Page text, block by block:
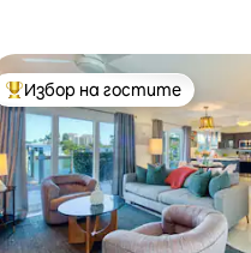
Най-популярен избор на
Избор на гостите